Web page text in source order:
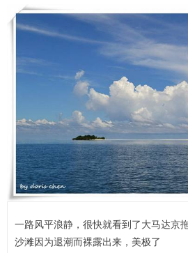
一路风平浪静，很快就看到了大马达京
沙滩因为退潮而裸露出来，美极了